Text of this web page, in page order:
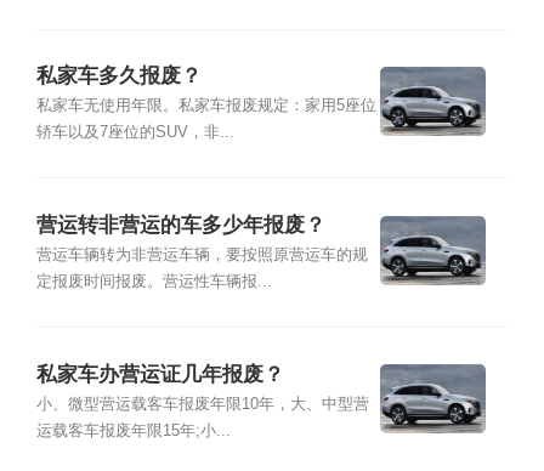
私家车多久报废？
私家车无使用年限。私家车报废规定：家用5座位
轿车以及7座位的SUV，非...
营运转非营运的车多少年报废？
营运车辆转为非营运车辆，要按照原营运车的规
定报废时间报废。营运性车辆报...
私家车办营运证几年报废？
小、微型营运载客车报废年限10年，大、中型营
运载客车报废年限15年;小...